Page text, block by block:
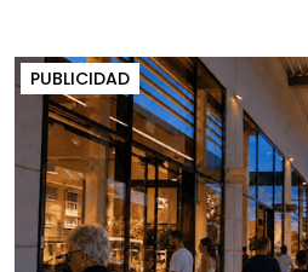
PUBLICIDAD